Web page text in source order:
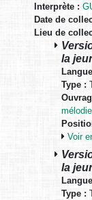
Interprète :
Date de
Lieu de
la
Type :
Voir
la
Type :